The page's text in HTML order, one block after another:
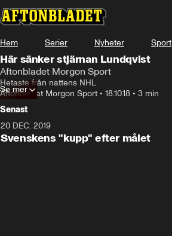
Hem Serier Nyheter Sport
Här sänker stjärnan Lundqvist
Aftonbladet Morgon Sport
Hetaste från nattens NHL
Aftonbladet Morgon Sport • 18.10.18 • 3 min
Se mer
Senast
20 DEC. 2019
Svenskens "kupp" efter målet